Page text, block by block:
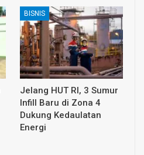
BISNIS
Jelang HUT RI, 3 Sumur
Infill Baru di Zona 4
Dukung Kedaulatan
Energi